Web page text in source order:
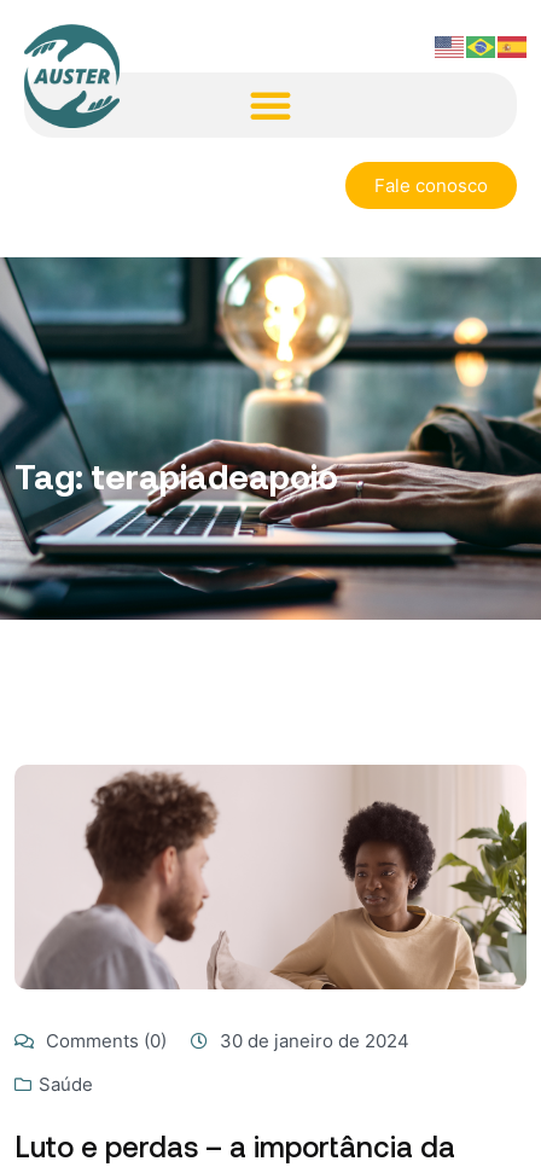
Fale conosco
Tag:terapiadeapoio
Comments (0)
30 de janeiro de 2024
Saúde
Luto e perdas – a importância da